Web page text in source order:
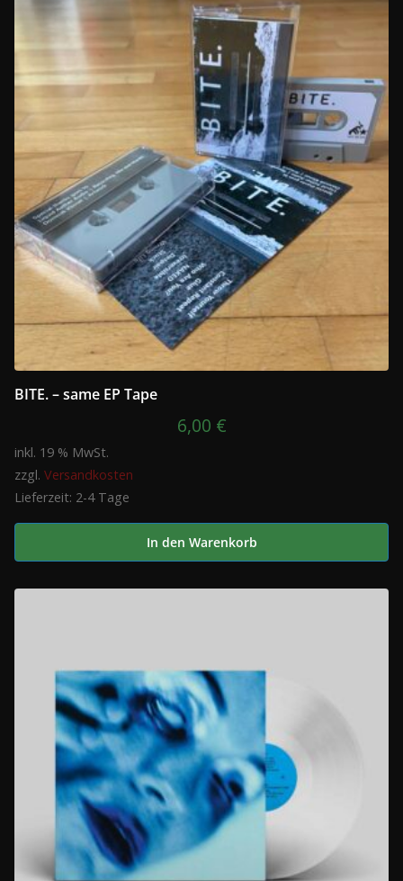
BITE. – same EP Tape
6,00 €
inkl. 19 % MwSt.
zzgl. Versandkosten
Lieferzeit: 2-4 Tage
In den Warenkorb